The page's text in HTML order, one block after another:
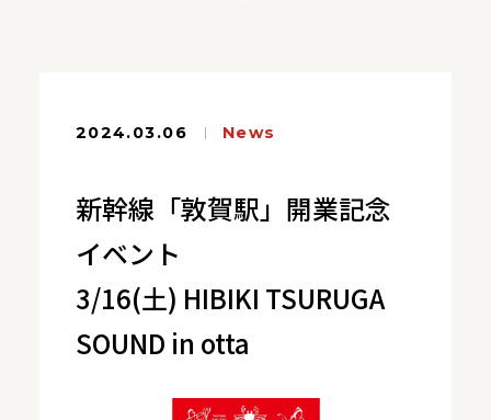
2024.03.06 News
新幹線「敦賀駅」開業記念
イベント
3/16(土) HIBIKI TSURUGA
SOUND in otta